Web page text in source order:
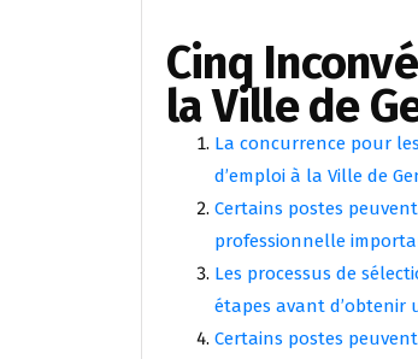
Cinq
la Ville de
La concurrence pour
d’emploi à la Ville de
Certains postes
professionnelle
Les processus de
étapes avant d’obtenir
Certains postes